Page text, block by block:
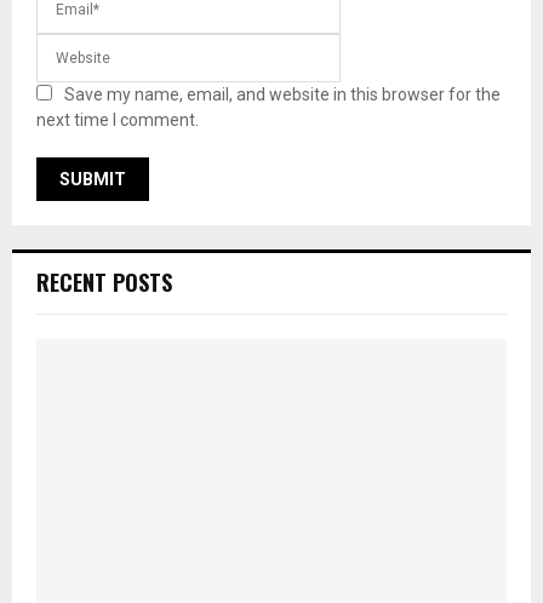
Save my name, email, and website in this browser for the
next time I comment.
RECENT POSTS